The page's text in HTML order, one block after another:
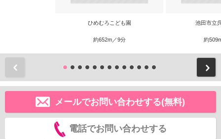
ひめむろこども園
約652m／9分
池田市立
約
メールでお問い合わせする(無料)
電話でお問い合わせする